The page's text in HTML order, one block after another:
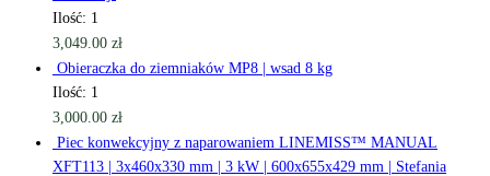
Ilość: 1
3,049.00 zł
Obieraczka do ziemniaków MP8 | wsad 8 kg
Ilość: 1
3,000.00 zł
Piec konwekcyjny z naparowaniem LINEMISS™ MANUAL
XFT113 | 3x460x330 mm | 3 kW | 600x655x429 mm | Stefania